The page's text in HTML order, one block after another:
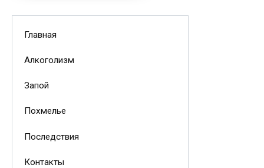
Главная
Алкоголизм
Запой
Похмелье
Последствия
Контакты